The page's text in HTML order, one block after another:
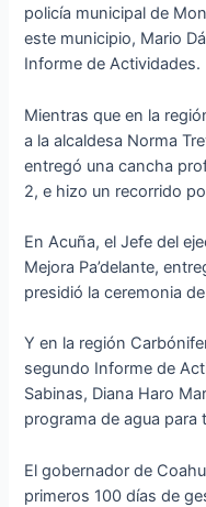
policía municipal de
este municipio, Mario
Informe de Actividades.
Mientras que en la
a la alcaldesa Norma
entregó una cancha
2, e hizo un recorrido
En Acuña, el Jefe del
Mejora Pa’delante,
presidió la ceremonia
Y en la región
segundo Informe de
Sabinas, Diana Haro
programa de agua para
El gobernador de
primeros 100 días de